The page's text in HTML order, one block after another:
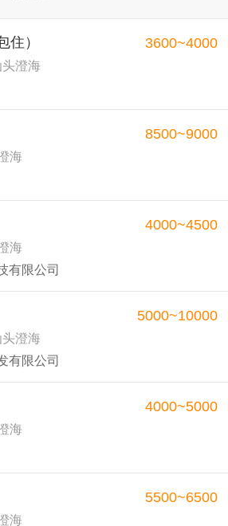
住）
澄海
3600~4000
海
8500~9000
海
有限公司
4000~4500
澄海
有限公司
5000~10000
海
4000~5000
海
5500~6500